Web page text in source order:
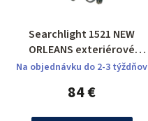
Searchlight 1521 NEW
ORLEANS exteriérové
svietidlo
Na objednávku do 2-3 týždňov
84 €